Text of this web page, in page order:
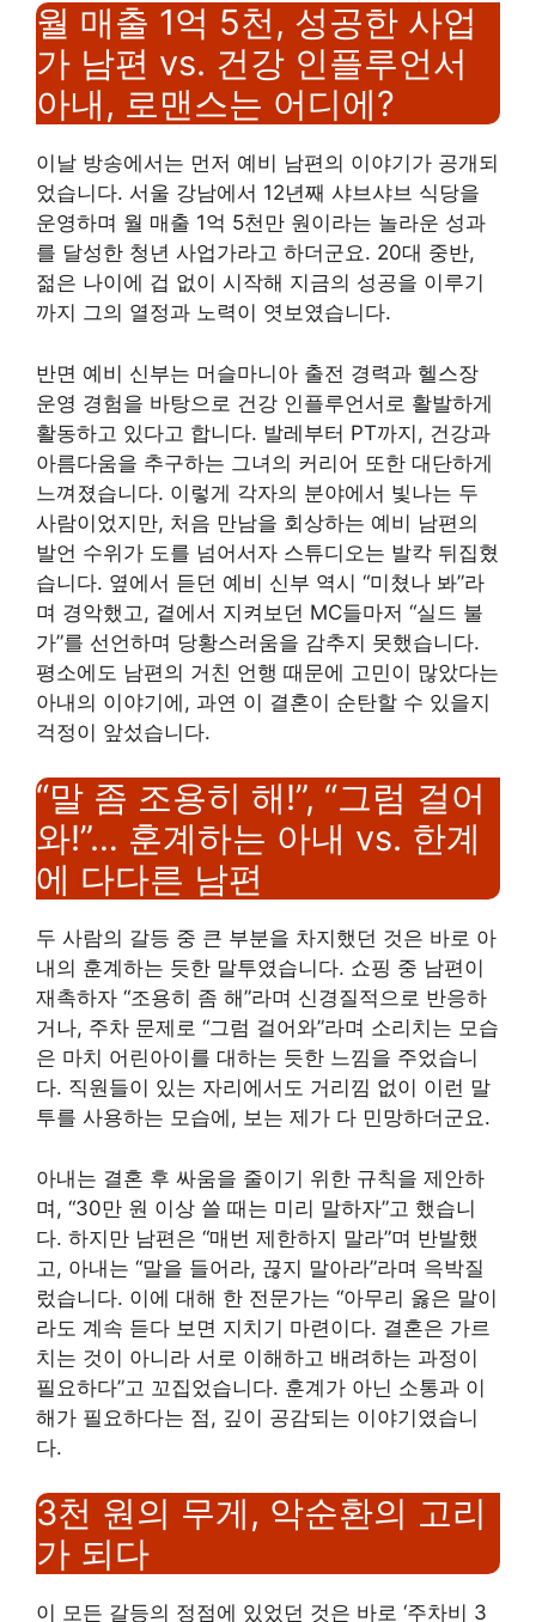
월 매출 1억 5천, 성공한 사업
가 남편 vs. 건강 인플루언서
아내, 로맨스는 어디에?
이날 방송에서는 먼저 예비 남편의 이야기가 공개되
었습니다. 서울 강남에서 12년째 샤브샤브 식당을
운영하며 월 매출 1억 5천만 원이라는 놀라운 성과
를 달성한 청년 사업가라고 하더군요. 20대 중반,
젊은 나이에 겁 없이 시작해 지금의 성공을 이루기
까지 그의 열정과 노력이 엿보였습니다.
반면 예비 신부는 머슬마니아 출전 경력과 헬스장
운영 경험을 바탕으로 건강 인플루언서로 활발하게
활동하고 있다고 합니다. 발레부터 PT까지, 건강과
아름다움을 추구하는 그녀의 커리어 또한 대단하게
느껴졌습니다. 이렇게 각자의 분야에서 빛나는 두
사람이었지만, 처음 만남을 회상하는 예비 남편의
발언 수위가 도를 넘어서자 스튜디오는 발칵 뒤집혔
습니다. 옆에서 듣던 예비 신부 역시 “미쳤나 봐”라
며 경악했고, 곁에서 지켜보던 MC들마저 “실드 불
가”를 선언하며 당황스러움을 감추지 못했습니다.
평소에도 남편의 거친 언행 때문에 고민이 많았다는
아내의 이야기에, 과연 이 결혼이 순탄할 수 있을지
걱정이 앞섰습니다.
“말 좀 조용히 해!”, “그럼 걸어
와!”… 훈계하는 아내 vs. 한계
에 다다른 남편
두 사람의 갈등 중 큰 부분을 차지했던 것은 바로 아
내의 훈계하는 듯한 말투였습니다. 쇼핑 중 남편이
재촉하자 “조용히 좀 해”라며 신경질적으로 반응하
거나, 주차 문제로 “그럼 걸어와”라며 소리치는 모습
은 마치 어린아이를 대하는 듯한 느낌을 주었습니
다. 직원들이 있는 자리에서도 거리낌 없이 이런 말
투를 사용하는 모습에, 보는 제가 다 민망하더군요.
아내는 결혼 후 싸움을 줄이기 위한 규칙을 제안하
며, “30만 원 이상 쓸 때는 미리 말하자”고 했습니
다. 하지만 남편은 “매번 제한하지 말라”며 반발했
고, 아내는 “말을 들어라, 끊지 말아라”라며 윽박질
렀습니다. 이에 대해 한 전문가는 “아무리 옳은 말이
라도 계속 듣다 보면 지치기 마련이다. 결혼은 가르
치는 것이 아니라 서로 이해하고 배려하는 과정이
필요하다”고 꼬집었습니다. 훈계가 아닌 소통과 이
해가 필요하다는 점, 깊이 공감되는 이야기였습니
다.
3천 원의 무게, 악순환의 고리
가 되다
이 모든 갈등의 정점에 있었던 것은 바로 ‘주차비 3